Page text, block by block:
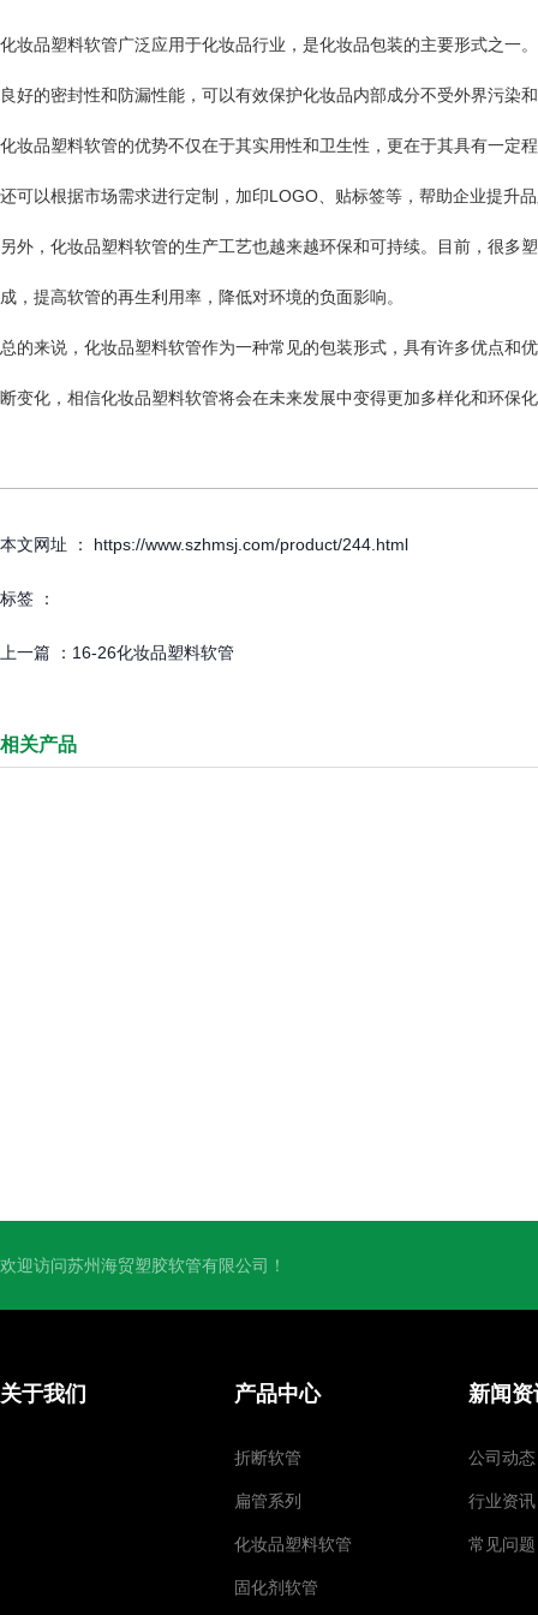
化妆品塑料软管广泛应用于化妆品行业，是化妆品包装的主要形式之一
良好的密封性和防漏性能，可以有效保护化妆品内部成分不受外界污
化妆品塑料软管的优势不仅在于其实用性和卫生性，更在于其具有一定
还可以根据市场需求进行定制，加印LOGO、贴标签等，帮助企业提升
另外，化妆品塑料软管的生产工艺也越来越环保和可持续。目前，很
成，提高软管的再生利用率，降低对环境的负面影响。
总的来说，化妆品塑料软管作为一种常见的包装形式，具有许多优点和
断变化，相信化妆品塑料软管将会在未来发展中变得更加多样化和环保
本文网址 ： https://www.szhmsj.com/product/244.html
标签 ：
上一篇 ： 16-26化妆品塑料软管
相关产品
欢迎访问苏州海贸塑胶软管有限公司！
关于我们 产品中心
折断软管
扁管系列
化妆品塑料软管
固化剂软管
新闻资
公司动态
行业资讯
常见问题